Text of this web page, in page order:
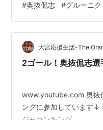
加しています↓ にほんブ
キング
#奥抜侃志 #グルーニ
大宮応援生活-The
2ゴール！奥抜侃志